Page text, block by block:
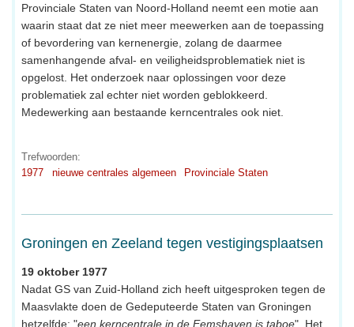
Provinciale Staten van Noord-Holland neemt een motie aan
waarin staat dat ze niet meer meewerken aan de toepassing
of bevordering van kernenergie, zolang de daarmee
samenhangende afval- en veiligheidsproblematiek niet is
opgelost. Het onderzoek naar oplossingen voor deze
problematiek zal echter niet worden geblokkeerd.
Medewerking aan bestaande kerncentrales ook niet.
Trefwoorden:
1977
nieuwe centrales algemeen Provinciale Staten
Groningen en Zeeland tegen vestigingsplaatsen
19 oktober 1977
Nadat GS van Zuid-Holland zich heeft uitgesproken tegen de
Maasvlakte doen de Gedeputeerde Staten van Groningen
hetzelfde: "een kerncentrale in de Eemshaven is taboe". Het